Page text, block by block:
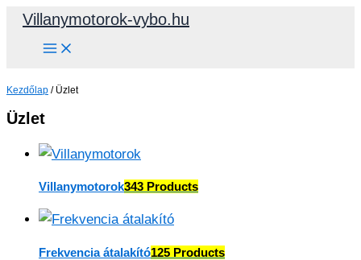
SkipVillanymotorok-vybo.hu
Kezdőlap / Üzlet
Üzlet
Villanymotorok343 Products
Frekvencia átalakító125 Products